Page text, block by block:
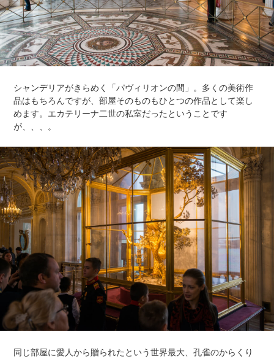
シャンデリアがきらめく「パヴィリオンの間」。多くの美術作
品はもちろんですが、部屋そのものもひとつの作品として楽し
めます。エカテリーナ二世の私室だったということです
が、、、。
同じ部屋に愛人から贈られたという世界最大、孔雀のからくり